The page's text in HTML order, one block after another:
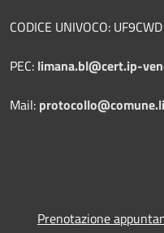
CODICE UNIVOCO: UF9CWD
PEC: limana.bl@cert.ip-
Mail:
Prenotazione